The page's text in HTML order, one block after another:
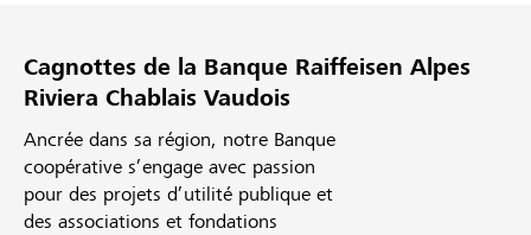
Cagnottes de la Banque Raiffeisen Alpes
Riviera Chablais Vaudois
Ancrée dans sa région, notre Banque
coopérative s’engage avec passion
pour des projets d’utilité publique et
des associations et fondations